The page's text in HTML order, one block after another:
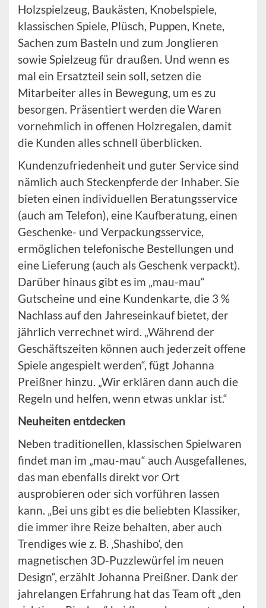
Holzspielzeug, Baukästen, Knobelspiele,
klassischen Spiele, Plüsch, Puppen, Knete,
Sachen zum Basteln und zum Jonglieren
sowie Spielzeug für draußen. Und wenn es
mal ein Ersatzteil sein soll, setzen die
Mitarbeiter alles in Bewegung, um es zu
besorgen. Präsentiert werden die Waren
vornehmlich in offenen Holzregalen, damit
die Kunden alles schnell überblicken.
Kundenzufriedenheit und guter Service sind
nämlich auch Steckenpferde der Inhaber. Sie
bieten einen individuellen Beratungsservice
(auch am Telefon), eine Kaufberatung, einen
Geschenke- und Verpackungsservice,
ermöglichen telefonische Bestellungen und
eine Lieferung (auch als Geschenk verpackt).
Darüber hinaus gibt es im „mau-mau“
Gutscheine und eine Kundenkarte, die 3 %
Nachlass auf den Jahreseinkauf bietet, der
jährlich verrechnet wird. „Während der
Geschäftszeiten können auch jederzeit offene
Spiele angespielt werden“, fügt Johanna
Preißner hinzu. „Wir erklären dann auch die
Regeln und helfen, wenn etwas unklar ist.“
Neuheiten entdecken
Neben traditionellen, klassischen Spielwaren
findet man im „mau-mau“ auch Ausgefallenes,
das man ebenfalls direkt vor Ort
ausprobieren oder sich vorführen lassen
kann. „Bei uns gibt es die beliebten Klassiker,
die immer ihre Reize behalten, aber auch
Trendiges wie z. B. ‚Shashibo‘, den
magnetischen 3D-Puzzlewürfel im neuen
Design“, erzählt Johanna Preißner. Dank der
jahrelangen Erfahrung hat das Team oft „den